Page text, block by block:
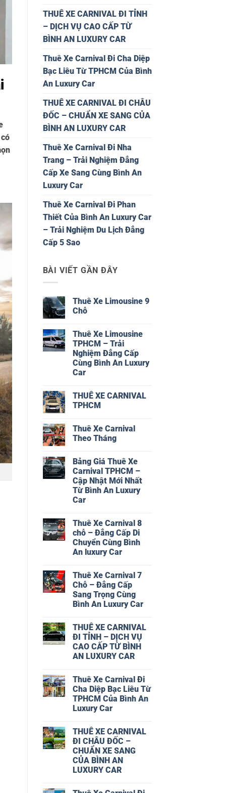
THUÊ XE CARNIVAL ĐI TỈNH
– DỊCH VỤ CAO CẤP TỪ
BÌNH AN LUXURY CAR
Thuê Xe Carnival Đi Cha Diệp
Bạc Liêu Từ TPHCM Của Bình
An Luxury Car
THUÊ XE CARNIVAL ĐI CHÂU
ĐỐC – CHUẨN XE SANG CỦA
BÌNH AN LUXURY CAR
Thuê Xe Carnival Đi Nha
Trang – Trải Nghiệm Đẳng
Cấp Xe Sang Cùng Bình An
Luxury Car
Thuê Xe Carnival Đi Phan
Thiết Của Bình An Luxury Car
– Trải Nghiệm Du Lịch Đẳng
Cấp 5 Sao
BÀI VIẾT GẦN ĐÂY
Thuê Xe Limousine 9
Chỗ
bình
luận
ở
Thuê
Xe
Limousine
9
Thuê Xe Limousine
TPHCM – Trải
Nghiệm Đẳng Cấp
Cùng Bình An Luxury
Car
bình
luận
ở
Limousine
TPHCM
–
Đẳng
Cấp
Cùng
Bình
An
Luxury
Car
THUÊ XE CARNIVAL
TPHCM
bình
luận
ở
CARNIVAL
TPHCM
Thuê Xe Carnival
Theo Tháng
bình
luận
ở
Thuê
Xe
Carnival
Theo
Bảng Giá Thuê Xe
Carnival TPHCM –
Cập Nhật Mới Nhất
Từ Bình An Luxury
Car
bình
luận
ở
Bảng
Giá
Thuê
TPHCM
–
Cập
Nhật
Mới
Nhất
Luxury
Car
Thuê Xe Carnival 8
chỗ – Đẳng Cấp Di
Chuyển Cùng Bình
An luxury Car
bình
luận
ở
Thuê
Xe
Carnival
Đẳng
Cấp
Di
Chuyển
Cùng
luxury
Car
Thuê Xe Carnival 7
Chỗ – Đẳng Cấp
Sang Trọng Cùng
Bình An Luxury Car
bình
luận
ở
Thuê
Xe
Carnival
Đẳng
Cấp
Sang
Trọng
Cùng
Luxury
Car
THUÊ XE CARNIVAL
ĐI TỈNH – DỊCH VỤ
CAO CẤP TỪ BÌNH
AN LUXURY CAR
bình
luận
ở
THUÊ
XE
CARNIVAL
DỊCH
VỤ
CAO
CẤP
TỪ
BÌNH
CAR
Thuê Xe Carnival Đi
Cha Diệp Bạc Liêu Từ
TPHCM Của Bình An
Luxury Car
bình
luận
ở
Thuê
Xe
Carnival
Đi
Bạc
THUÊ XE CARNIVAL
ĐI CHÂU ĐỐC –
CHUẨN XE SANG
CỦA BÌNH AN
LUXURY CAR